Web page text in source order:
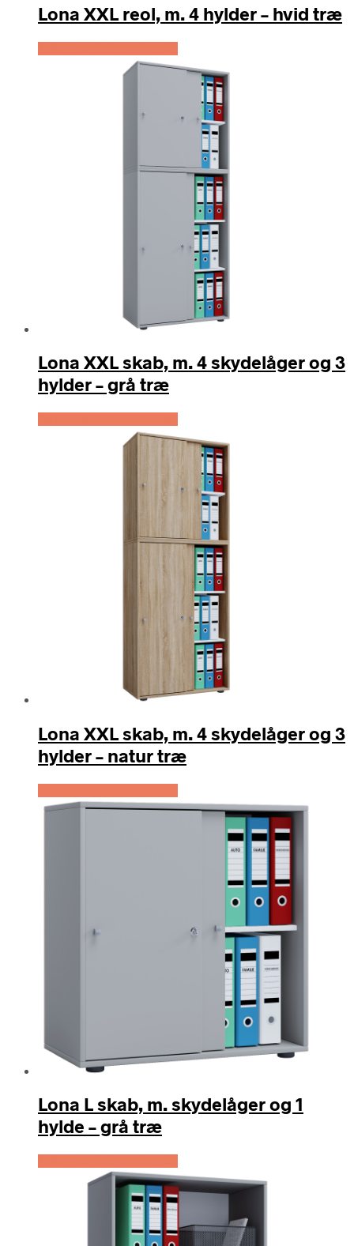
Lona XXL reol, m. 4 hylder – hvid træ
Lona XXL skab, m. 4 skydelåger og 3
hylder – grå træ
Lona XXL skab, m. 4 skydelåger og 3
hylder – natur træ
Lona L skab, m. skydelåger og 1
hylde – grå træ